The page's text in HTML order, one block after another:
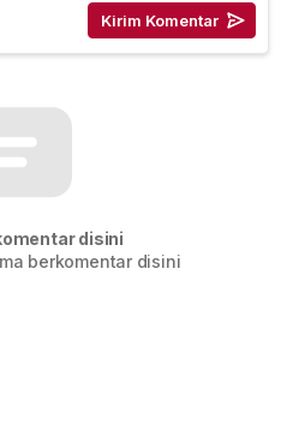
disini
berkomentar disini